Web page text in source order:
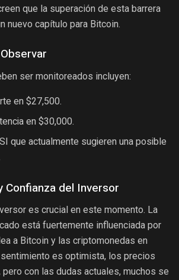
que la superación de esta barrera
nuevo capítulo para Bitcoin.
ser monitoreados incluyen:
en $27,500.
en $30,000.
que actualmente sugieren una posible
Confianza del Inversor
es crucial en este momento. La
está fuertemente influenciada por
a Bitcoin y las criptomonedas en
sentimiento es optimista, los precios
con las dudas actuales, muchos se